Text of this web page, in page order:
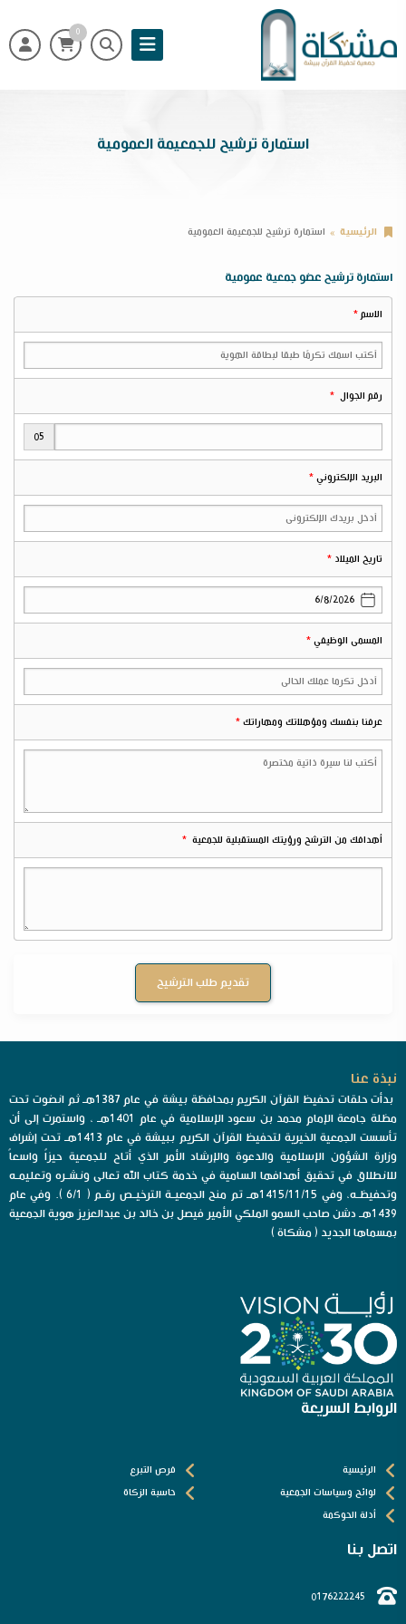
0
استمارة ترشيح للجمعيمة العمومية
الرئيسية استمارة ترشيح للجمعيمة العمومية
استمارة ترشيح عضو جمعية عمومية
الاسم
رقم الجوال
05
البريد الإلكتروني
تاريخ الميلاد
المسمى الوظيفي
عرفنا بنفسك ومؤهلاتك ومهاراتك
أهدافك من الترشح ورؤيتك المستقبلية للجمعية
نبذة عنا
بدأت حلقات تحفيظ القرآن الكريم بمحافظة بيشة في عام 1387هـ ثم انضوت تحت
مظلة جامعة الإمام محمد بن سعود الإسلامية في عام 1401هـ ، واستمرت إلى أن
تأسست الجمعية الخيرية لتحفيظ القرآن الكريم ببيشة في عام 1413هـ تحت إشراف
وزارة الشؤون الإسلامية والدعوة والإرشاد الأمر الذي أتاح للجمعية حيزاً واسعاً
للانطلاق في تحقيق أهدافها السامية في خدمة كتاب الله تعالى ونشـره وتعليمـه
وتحفيظـه، وفي 1415/11/15هـ تم منح الجمعيـة الترخيـص رقـم ( 6/1 ). وفي عام
1439هـ دشن صاحب السمو الملكي الأمير فيصل بن خالد بن عبدالعزيز هوية الجمعية
بمسماها الجديد ( مشكاة )
الروابط السريعة
الرئيسية
لوائح وسياسات الجمعية
أدلة الحوكمة
فرص التبرع
حاسبة الزكاة
اتصل بنا
0176222245